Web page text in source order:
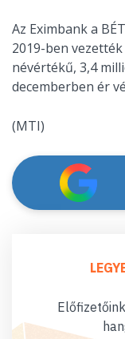
Az Eximbank a
2019-ben
névértékű, 3,4
decemberben ér
(MTI)